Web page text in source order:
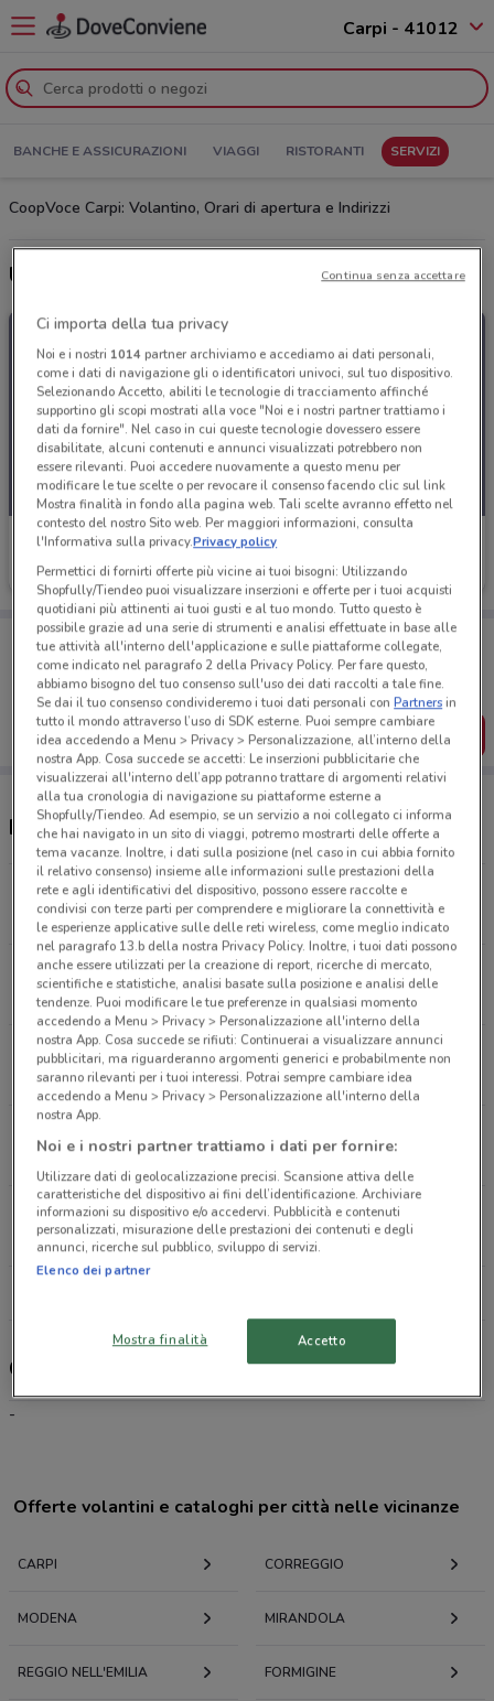
Carpi - 41012
BANCHE E ASSICURAZIONI VIAGGI RISTORANTI SERVIZI
CoopVoce Carpi: Volantino, Orari di apertura e Indirizzi
Ultime offerte del volantino CoopVoce
CoopVoce
Scade il 02/09
Porta DoveConviene sempre con te!
Puoi trovare le migliori offerte dei negozi vicino a te,
salvarle e creare la tua lista del risparmio, comodamente
dal tuo cellulare.
SCARICA L’APP
Negozi CoopVoce a Carpi
Via Don Albertario Carpi
1.3 km
APERTO
Via dell'Industria, 31 Carpi
3.1 km
APERTO
Via Pascoli, 51 Soliera
5.5 km
APERTO
7.5 km
APERTO
Via Albano Modena 1 Rovereto Sulla Secchia
8.3 km
APERTO
CoopVoce, offerte e negozi
-
Offerte volantini e cataloghi per città nelle vicinanze
CARPI CORREGGIO
MODENA MIRANDOLA
REGGIO NELL'EMILIA FORMIGINE
Ci importa della tua privacy
Noi e i nostri 1014partner archiviamo e accediamo ai dati personali,
come i dati di navigazione gli o identificatori univoci, sul tuo dispositivo.
Selezionando Accetto, abiliti le tecnologie di tracciamento affinché
supportino gli scopi mostrati alla voce "Noi e i nostri partner trattiamo i
dati da fornire". Nel caso in cui queste tecnologie dovessero essere
disabilitate, alcuni contenuti e annunci visualizzati potrebbero non
essere rilevanti. Puoi accedere nuovamente a questo menu per
modificare le tue scelte o per revocare il consenso facendo clic sul link
Mostra finalità in fondo alla pagina web. Tali scelte avranno effetto nel
contesto del nostro Sito web. Per maggiori informazioni, consulta
l'Informativa sulla privacy.Privacy policy
Permettici di fornirti offerte più vicine ai tuoi bisogni: Utilizzando
Shopfully/Tiendeo puoi visualizzare inserzioni e offerte per i tuoi acquisti
quotidiani più attinenti ai tuoi gusti e al tuo mondo. Tutto questo è
possibile grazie ad una serie di strumenti e analisi effettuate in base alle
tue attività all'interno dell'applicazione e sulle piattaforme collegate,
come indicato nel paragrafo 2 della Privacy Policy. Per fare questo,
abbiamo bisogno del tuo consenso sull'uso dei dati raccolti a tale fine.
Se dai il tuo consenso condivideremo i tuoi dati personali conPartnersin
tutto il mondo attraverso l’uso di SDK esterne. Puoi sempre cambiare
idea accedendo a Menu > Privacy > Personalizzazione, all’interno della
nostra App. Cosa succede se accetti: Le inserzioni pubblicitarie che
visualizzerai all'interno dell’app potranno trattare di argomenti relativi
alla tua cronologia di navigazione su piattaforme esterne a
Shopfully/Tiendeo. Ad esempio, se un servizio a noi collegato ci informa
che hai navigato in un sito di viaggi, potremo mostrarti delle offerte a
tema vacanze. Inoltre, i dati sulla posizione (nel caso in cui abbia fornito
il relativo consenso) insieme alle informazioni sulle prestazioni della
rete e agli identificativi del dispositivo, possono essere raccolte e
condivisi con terze parti per comprendere e migliorare la connettività e
le esperienze applicative sulle delle reti wireless, come meglio indicato
nel paragrafo 13.b della nostra Privacy Policy. Inoltre, i tuoi dati possono
anche essere utilizzati per la creazione di report, ricerche di mercato,
scientifiche e statistiche, analisi basate sulla posizione e analisi delle
tendenze. Puoi modificare le tue preferenze in qualsiasi momento
accedendo a Menu > Privacy > Personalizzazione all'interno della
nostra App. Cosa succede se rifiuti: Continuerai a visualizzare annunci
pubblicitari, ma riguarderanno argomenti generici e probabilmente non
saranno rilevanti per i tuoi interessi. Potrai sempre cambiare idea
accedendo a Menu > Privacy > Personalizzazione all'interno della
nostra App.
Noi e i nostri partner trattiamo i dati per fornire:
Utilizzare dati di geolocalizzazione precisi. Scansione attiva delle
caratteristiche del dispositivo ai fini dell’identificazione. Archiviare
informazioni su dispositivo e/o accedervi. Pubblicità e contenuti
personalizzati, misurazione delle prestazioni dei contenuti e degli
annunci, ricerche sul pubblico, sviluppo di servizi.
Elenco dei partner
Mostra finalità Accetto
Continua senza accettare